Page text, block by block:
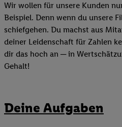
Wir wollen für unsere Kunden
Beispiel. Denn wenn du unsere
schiefgehen. Du machst aus
deiner Leidenschaft für Zahlen
dir das hoch an ─ in
Gehalt!
Deine Aufgaben